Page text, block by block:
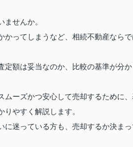
せんか。
ってしまうなど、相続不動産なら
額は妥当なのか、比較の基準が分
ーズかつ安心して売却するために
やすく解説します。
迷っている方も、売却するか決ま